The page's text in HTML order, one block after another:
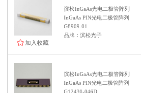
加入收藏
滨松InGaAs光电二极管阵列
InGaAs PIN光电二极管阵列
G8909-01
品牌：滨松光子
滨松InGaAs光电二极管阵列
InGaAs PIN光电二极管阵列
G12430-046D